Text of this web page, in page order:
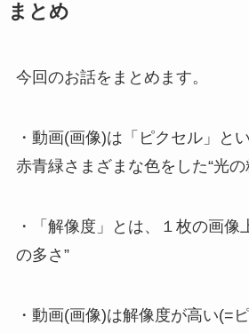
まとめ
今回のお話をまとめます。
・動画(画像)は「ピクセル」とい
赤青緑さまざまな色をした“光の
・「解像度」とは、１枚の画像
の多さ”
・動画(画像)は解像度が高い(=